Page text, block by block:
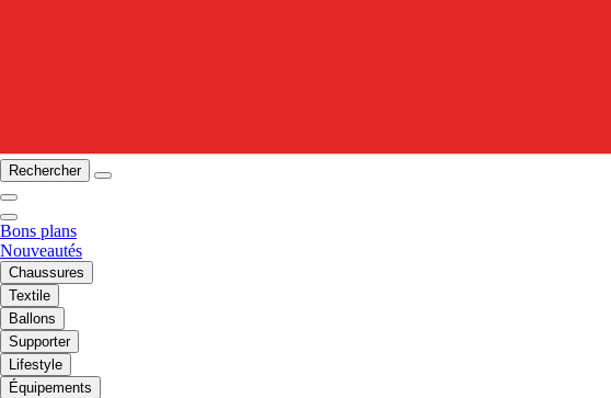
Rechercher
Bons plans
Nouveautés
Chaussures
Textile
Ballons
Supporter
Lifestyle
Équipements